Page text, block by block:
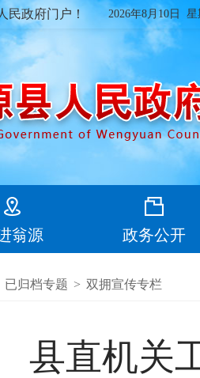
民政府门户！ 2026年8月10日 星
翁源 政务公开
已归档专题 > 双拥宣传专栏
县直机关